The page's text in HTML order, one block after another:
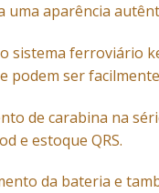
uma aparência
ferroviário
ser
de carabina na
e estoque QRS.
da bateria e